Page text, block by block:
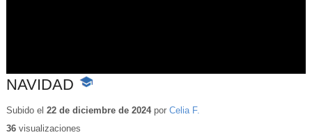
NAVIDAD
-
educativo
Subido el 22 de diciembre de 2024por Celia F.
36visualizaciones